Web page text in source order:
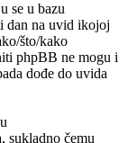
se u bazu
dan na uvid ikojoj
što/kako
phpBB ne mogu i
dođe do uvida
sukladno čemu